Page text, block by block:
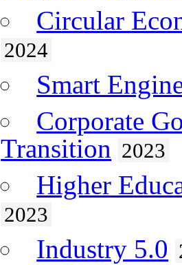
Circular
2024
Smart
Corporate
Transition 2023
Higher
2023
Industry 5.0